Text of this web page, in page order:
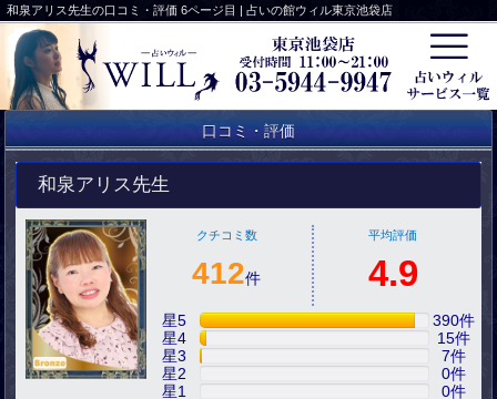
和泉アリス先生の口コミ・評価 6ページ目 | 占いの館ウィル東京池袋店
口コミ・評価
和泉アリス先生
クチコミ数
412件
平均評価
4.9
星5 390件
星4
15件
星3
7件
星2
0件
星1
0件